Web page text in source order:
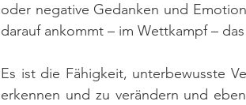
oder negative Gedanken und
darauf ankommt – im Wettkampf –
Es ist die Fähigkeit, unterbewusste
erkennen und zu verändern und